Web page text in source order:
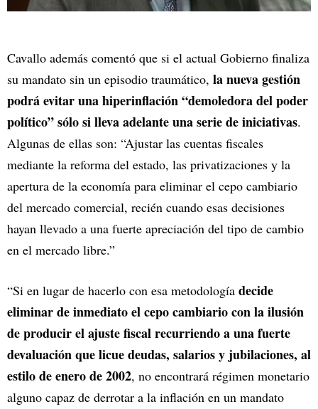
Cavallo además comentó que si el actual Gobierno finaliza
su mandato sin un episodio traumático, la nueva gestión
podrá evitar una hiperinflación “demoledora del poder
político” sólo si lleva adelante una serie de iniciativas.
Algunas de ellas son: “Ajustar las cuentas fiscales
mediante la reforma del estado, las privatizaciones y la
apertura de la economía para eliminar el cepo cambiario
del mercado comercial, recién cuando esas decisiones
hayan llevado a una fuerte apreciación del tipo de cambio
en el mercado libre.”
“Si en lugar de hacerlo con esa metodología decide
eliminar de inmediato el cepo cambiario con la ilusión
de producir el ajuste fiscal recurriendo a una fuerte
devaluación que licue deudas, salarios y jubilaciones, al
estilo de enero de 2002, no encontrará régimen monetario
alguno capaz de derrotar a la inflación en un mandato